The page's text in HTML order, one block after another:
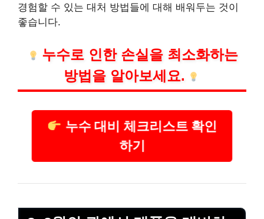
경험할 수 있는 대처 방법들에 대해 배워두는 것이
좋습니다.
누수로 인한 손실을 최소화하는
방법을 알아보세요.
누수 대비 체크리스트 확인
하기